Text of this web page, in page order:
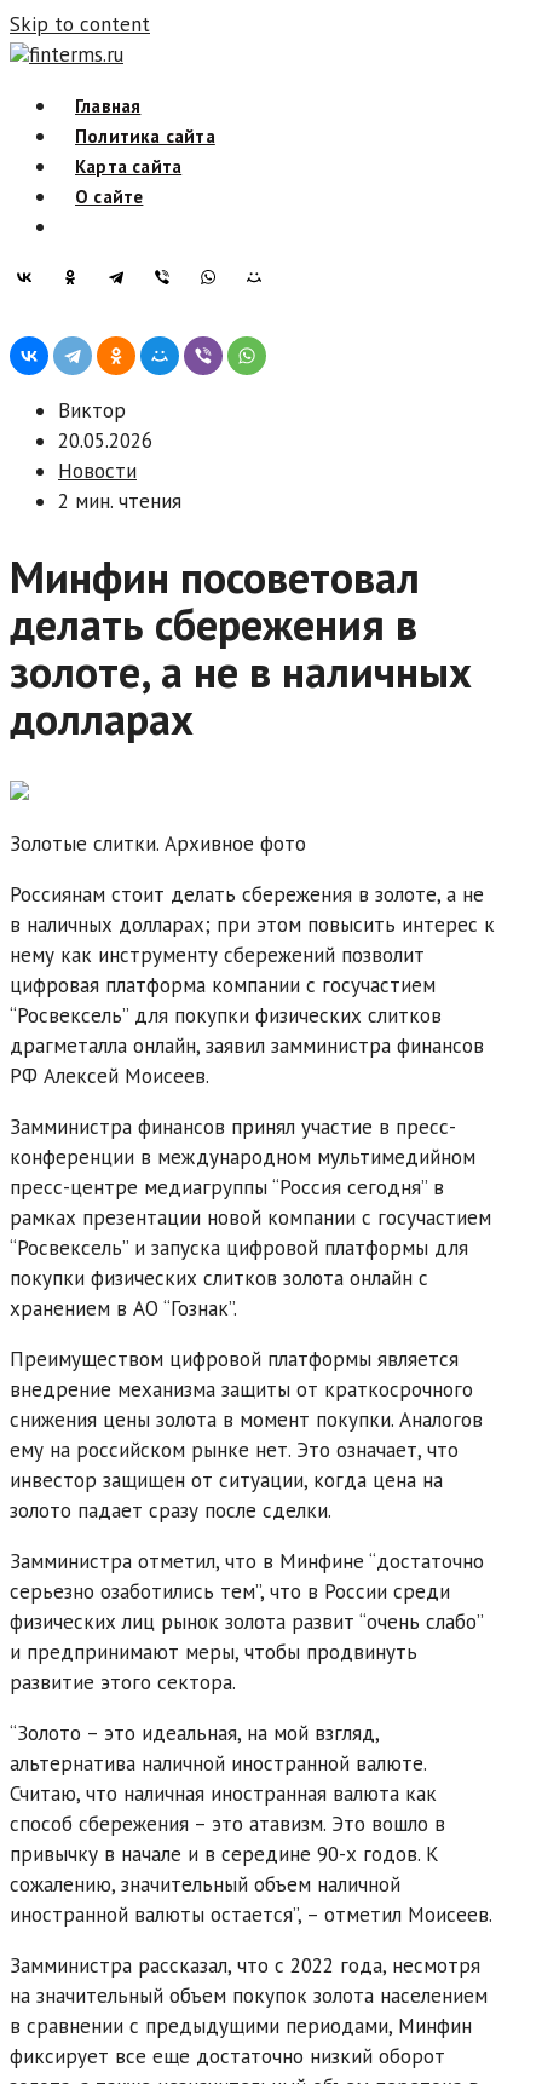
Skip to content
finterms.ru
Главная
Политика сайта
Карта сайта
О сайте
Виктор
20.05.2026
Новости
2 мин. чтения
Минфин посоветовал
делать сбережения в
золоте, а не в наличных
долларах
Золотые слитки. Архивное фото
Россиянам стоит делать сбережения в золоте, а не
в наличных долларах; при этом повысить интерес к
нему как инструменту сбережений позволит
цифровая платформа компании с госучастием
“Росвексель” для покупки физических слитков
драгметалла онлайн, заявил замминистра финансов
РФ Алексей Моисеев.
Замминистра финансов принял участие в пресс-
конференции в международном мультимедийном
пресс-центре медиагруппы “Россия сегодня” в
рамках презентации новой компании с госучастием
“Росвексель” и запуска цифровой платформы для
покупки физических слитков золота онлайн с
хранением в АО “Гознак”.
Преимуществом цифровой платформы является
внедрение механизма защиты от краткосрочного
снижения цены золота в момент покупки. Аналогов
ему на российском рынке нет. Это означает, что
инвестор защищен от ситуации, когда цена на
золото падает сразу после сделки.
Замминистра отметил, что в Минфине “достаточно
серьезно озаботились тем”, что в России среди
физических лиц рынок золота развит “очень слабо”
и предпринимают меры, чтобы продвинуть
развитие этого сектора.
“Золото – это идеальная, на мой взгляд,
альтернатива наличной иностранной валюте.
Считаю, что наличная иностранная валюта как
способ сбережения – это атавизм. Это вошло в
привычку в начале и в середине 90-х годов. К
сожалению, значительный объем наличной
иностранной валюты остается”, – отметил Моисеев.
Замминистра рассказал, что с 2022 года, несмотря
на значительный объем покупок золота населением
в сравнении с предыдущими периодами, Минфин
фиксирует все еще достаточно низкий оборот